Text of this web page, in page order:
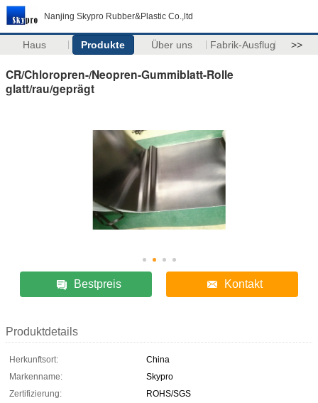
Nanjing Skypro Rubber&Plastic Co.,ltd
Haus Produkte Über uns Fabrik-Ausflug >>
CR/Chloropren-/Neopren-Gummiblatt-Rolle
glatt/rau/geprägt
Bestpreis Kontakt
Produktdetails
Herkunftsort:
China
Markenname:
Skypro
Zertifizierung:
ROHS/SGS